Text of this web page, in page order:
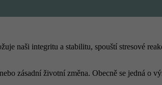
naši integritu a stabilitu, spouští stresové
zásadní životní změna. Obecně se jedná o